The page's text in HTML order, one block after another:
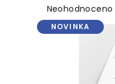
Průměrné
hodnocení
produktu
Neohodnoceno
NOVINKA